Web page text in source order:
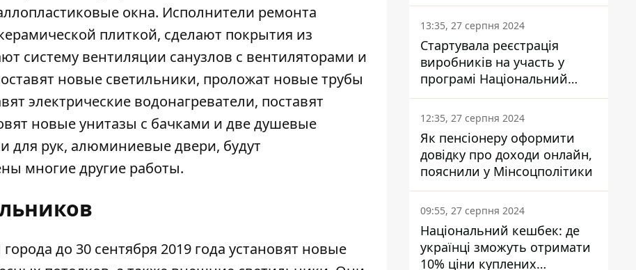
окна. Исполнители ремонта
плиткой, сделают покрытия из
систему вентиляции санузлов с вентиляторами и
новые светильники, проложат новые трубы
электрические водонагреватели, поставят
новые унитазы с бачками и две душевые
для рук, алюминиевые двери, будут
многие другие работы.
до 30 сентября 2019 года установят новые
13:35, 27 серпня 2024
Стартувала реєстрація
виробників на участь у
програмі Національний
кешбек: як це зробити
через портал Дія
12:35, 27 серпня 2024
Як пенсіонеру оформити
довідку про доходи онлайн,
пояснили у Мінсоцполітики
09:55, 27 серпня 2024
Національний кешбек: де
українці зможуть отримати
10% ціни куплених